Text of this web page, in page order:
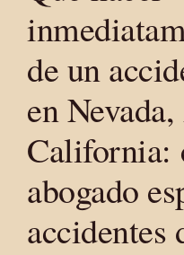
de un
en
California:
abogado
accidentes